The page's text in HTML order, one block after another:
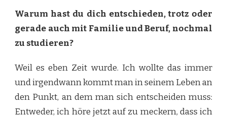
Warum hast du dich entschieden, trotz oder
gerade auch mit Familie und Beruf, nochmal
zu studieren?
Weil es eben Zeit wurde. Ich wollte das immer
und irgendwann kommt man in seinem Leben an
den Punkt, an dem man sich entscheiden muss:
Entweder, ich höre jetzt auf zu meckern, dass ich